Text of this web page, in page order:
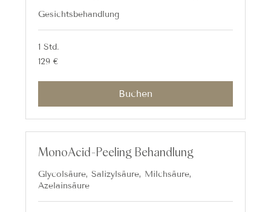
Gesichtsbehandlung
1 Std.
129
Euro
129 €
Buchen
MonoAcid-Peeling Behandlung
Glycolsäure, Salizylsäure, Milchsäure,
Azelainsäure